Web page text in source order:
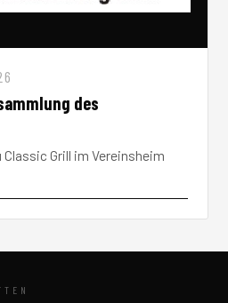
des
Classic Grill im Vereinsheim